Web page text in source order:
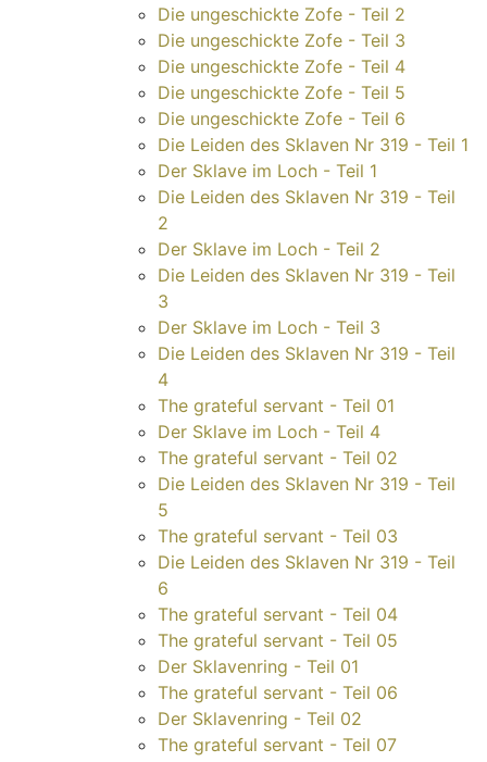
Die ungeschickte Zofe - Teil 2
Die ungeschickte Zofe - Teil 3
Die ungeschickte Zofe - Teil 4
Die ungeschickte Zofe - Teil 5
Die ungeschickte Zofe - Teil 6
Die Leiden des Sklaven Nr 319 - Teil 1
Der Sklave im Loch - Teil 1
Die Leiden des Sklaven Nr 319 - Teil
2
Der Sklave im Loch - Teil 2
Die Leiden des Sklaven Nr 319 - Teil
3
Der Sklave im Loch - Teil 3
Die Leiden des Sklaven Nr 319 - Teil
4
The grateful servant - Teil 01
Der Sklave im Loch - Teil 4
The grateful servant - Teil 02
Die Leiden des Sklaven Nr 319 - Teil
5
The grateful servant - Teil 03
Die Leiden des Sklaven Nr 319 - Teil
6
The grateful servant - Teil 04
The grateful servant - Teil 05
Der Sklavenring - Teil 01
The grateful servant - Teil 06
Der Sklavenring - Teil 02
The grateful servant - Teil 07